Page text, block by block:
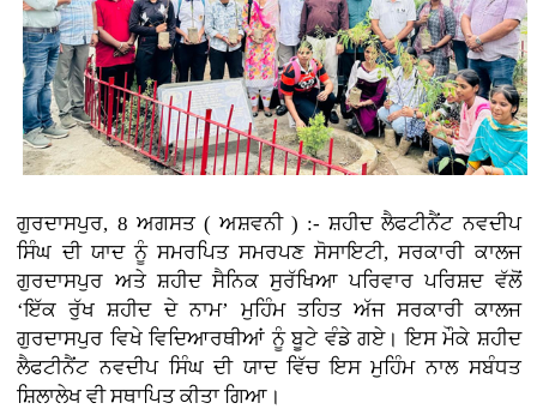
ਗੁਰਦਾਸਪੁਰ, 8 ਅਗਸਤ ( ਅਸ਼ਵਨੀ ) :-ਸ਼ਹੀਦ ਲੈਫਟੀਨੈਂਟ ਨਵਦੀਪ
ਸਿੰਘ ਦੀ ਯਾਦ ਨੂੰ ਸਮਰਪਿਤ ਸਮਰਪਣ ਸੋਸਾਇਟੀ, ਸਰਕਾਰੀ ਕਾਲਜ
ਗੁਰਦਾਸਪੁਰ ਅਤੇ ਸ਼ਹੀਦ ਸੈਨਿਕ ਸੁਰੱਖਿਆ ਪਰਿਵਾਰ ਪਰਿਸ਼ਦ ਵੱਲੋਂ
‘ਇੱਕ ਰੁੱਖ ਸ਼ਹੀਦ ਦੇ ਨਾਮ’ ਮੁਹਿੰਮ ਤਹਿਤ ਅੱਜ ਸਰਕਾਰੀ ਕਾਲਜ
ਗੁਰਦਾਸਪੁਰ ਵਿਖੇ ਵਿਦਿਆਰਥੀਆਂ ਨੂੰ ਬੂਟੇ ਵੰਡੇ ਗਏ। ਇਸ ਮੌਕੇ ਸ਼ਹੀਦ
ਲੈਫਟੀਨੈਂਟ ਨਵਦੀਪ ਸਿੰਘ ਦੀ ਯਾਦ ਵਿੱਚ ਇਸ ਮੁਹਿੰਮ ਨਾਲ ਸਬੰਧਤ
ਸ਼ਿਲਾਲੇਖ ਵੀ ਸਥਾਪਿਤ ਕੀਤਾ ਗਿਆ।